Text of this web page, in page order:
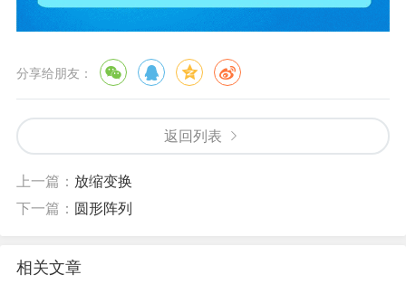
分享给朋友：
返回列表
上一篇： 放缩变换
下一篇： 圆形阵列
相关文章